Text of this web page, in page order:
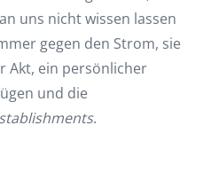
uns nicht wissen lassen
gegen den Strom, sie
Akt, ein persönlicher
und die
.